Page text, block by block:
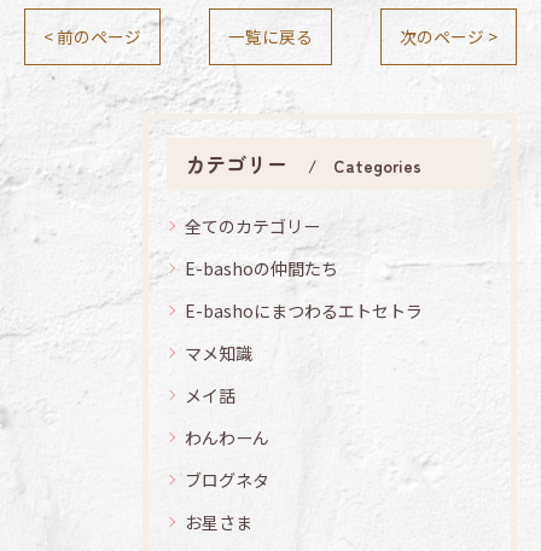
< 前のページ 一覧に戻る 次のページ >
カテゴリー Categories
全てのカテゴリー
E-bashoの仲間たち
E-bashoにまつわるエトセトラ
マメ知識
メイ話
わんわーん
ブログネタ
お星さま